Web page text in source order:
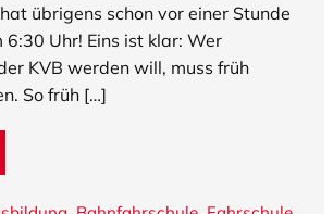
übrigens schon vor einer Stunde
6:30 Uhr! Eins ist klar: Wer
KVB werden will, muss früh
So früh […]